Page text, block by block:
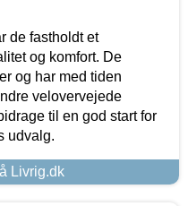
de fastholdt et
og komfort. De
og har med tiden
velovervejede
til en god start for
udvalg.
Livrig.dk